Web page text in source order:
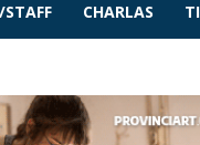
CHARLAS